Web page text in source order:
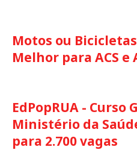
Motos ou
Melhor para ACS e
EdPopRUA - Curso
Ministério da
para 2.700 vagas